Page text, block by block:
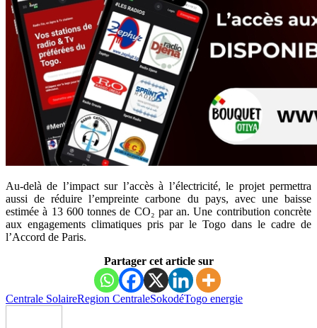
Au-delà de l’impact sur l’accès à l’électricité, le projet permettra
aussi de réduire l’empreinte carbone du pays, avec une baisse
estimée à 13 600 tonnes de CO₂ par an. Une contribution concrète
aux engagements climatiques pris par le Togo dans le cadre de
l’Accord de Paris.
Partager cet article sur
Centrale SolaireRegion CentraleSokodéTogo energie